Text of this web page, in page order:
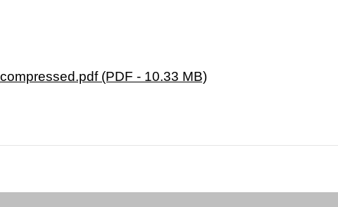
(PDF - 10.33 MB)